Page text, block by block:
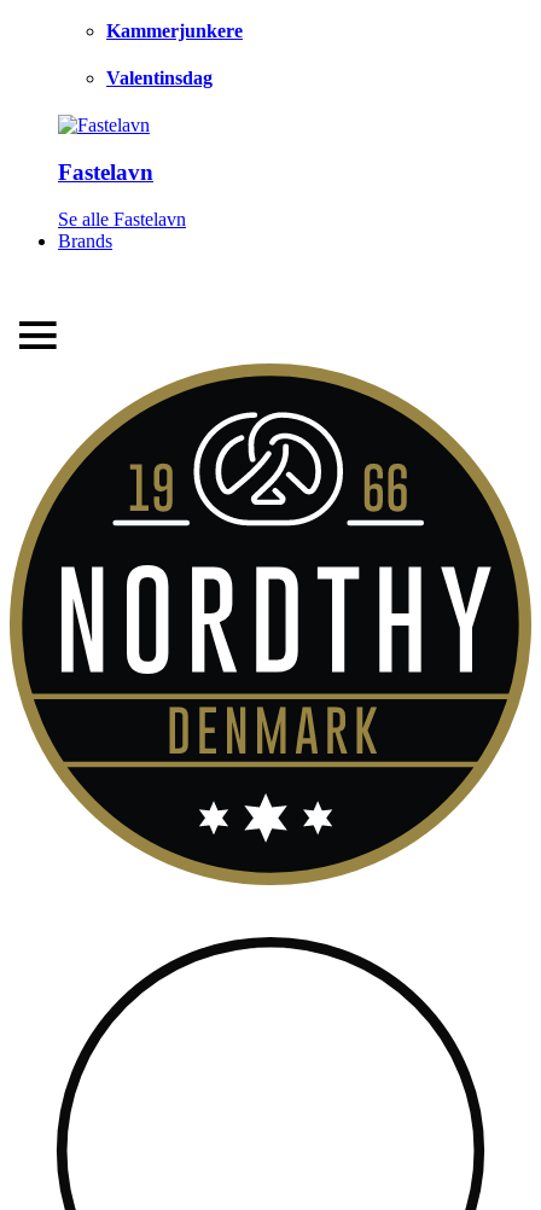
Kammerjunkere
Valentinsdag
Fastelavn
Se alle Fastelavn
Brands
LEVERINGSTID 1-3 HVERDAGE